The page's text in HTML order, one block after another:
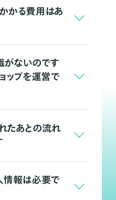
かる費用はあ
がないのです
ップを運営で
たあとの流れ
情報は必要で